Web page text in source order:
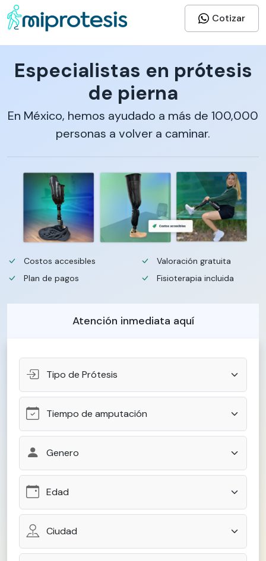
Cotizar
Especialistas en prótesis
de pierna
En México, hemos ayudado a más de 100,000
personas a volver a caminar.
Costos accesibles
Plan de pagos
Valoración gratuita
Fisioterapia incluida
Atención inmediata aquí